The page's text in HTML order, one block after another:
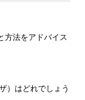
方法をアドバイス
）はどれでしょう